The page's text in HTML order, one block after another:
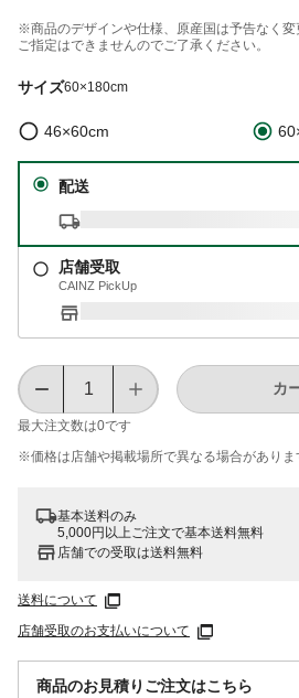
※商品のデザインや仕様、原産国は予告なく変
ご指定はできませんのでご了承ください。
サイズ60×180cm
46×60cm
配送
店舗受取
CAINZ PickUp
最大注文数は0です
カ
※価格は​店舗や​掲載場所で​異なる​場合が​ありま
基本送料のみ
5,000円以上ご注文で基本送料無料
店舗での受取は送料無料
送料について
店舗受取のお支払いについて
商品のお見積りご注文はこちら